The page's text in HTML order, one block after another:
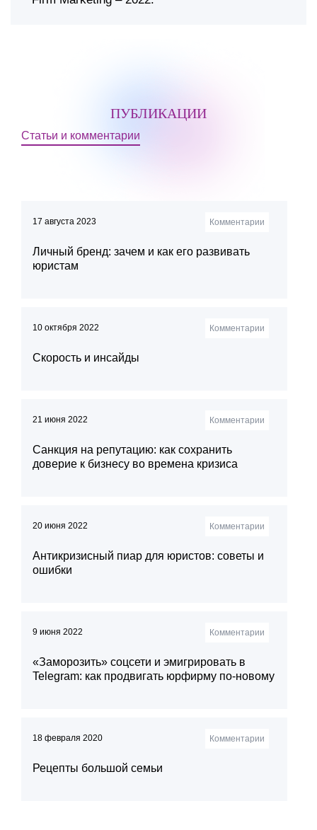
ПУБЛИКАЦИИ
Статьи и комментарии
17 августа 2023 Комментарии
Личный бренд: зачем и как его развивать
юристам
10 октября 2022 Комментарии
Скорость и инсайды
21 июня 2022 Комментарии
Санкция на репутацию: как сохранить
доверие к бизнесу во времена кризиса
20 июня 2022 Комментарии
Антикризисный пиар для юристов: советы и
ошибки
9 июня 2022 Комментарии
«Заморозить» соцсети и эмигрировать в
Telegram: как продвигать юрфирму по-новому
18 февраля 2020 Комментарии
Рецепты большой семьи